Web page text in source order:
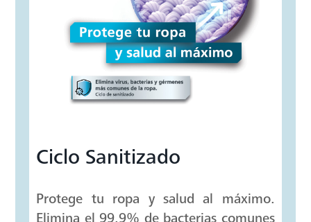
Canasta en acero inoxidable con ribs
talladores que brindan un suave masaje
extra a las prendas. Resistente y fácil
de limpiar.